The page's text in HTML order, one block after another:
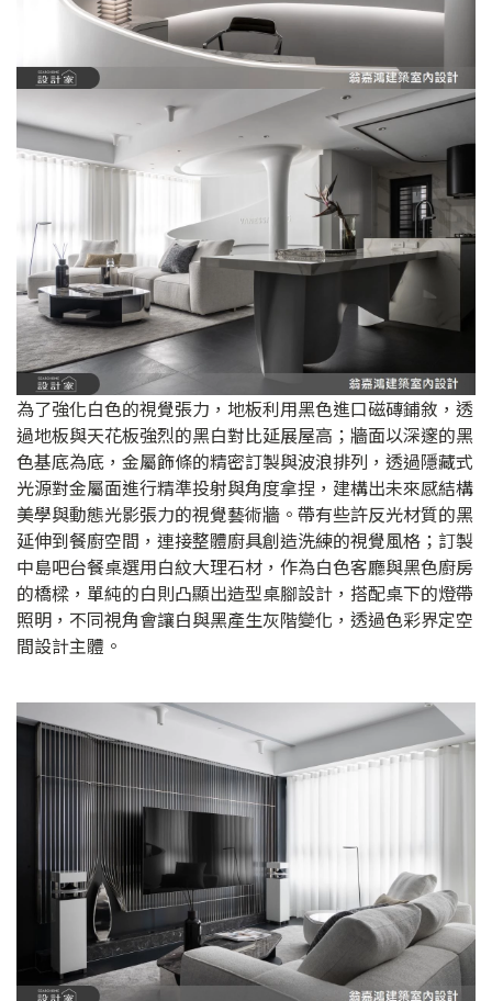
為了強化白色的視覺張力，地板利用黑色進口磁磚鋪敘，透
過地板與天花板強烈的黑白對比延展屋高；牆面以深邃的黑
色基底為底，金屬飾條的精密訂製與波浪排列，透過隱藏式
光源對金屬面進行精準投射與角度拿捏，建構出未來感結構
美學與動態光影張力的視覺藝術牆。帶有些許反光材質的黑
延伸到餐廚空間，連接整體廚具創造洗練的視覺風格；訂製
中島吧台餐桌選用白紋大理石材，作為白色客廳與黑色廚房
的橋樑，單純的白則凸顯出造型桌腳設計，搭配桌下的燈帶
照明，不同視角會讓白與黑產生灰階變化，透過色彩界定空
間設計主體。